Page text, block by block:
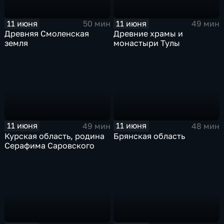
11 июня
50 мин
Древняя Смоленская
земля
11 июня
49 мин
Древние храмы и
монастыри Тулы
11 июня
49 мин
Курская область, родина
Серафима Саровского
11 июня
48 мин
Брянская область